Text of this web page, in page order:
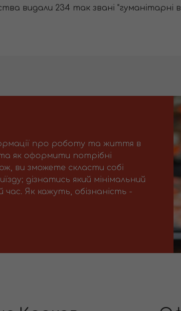
видали 234 так звані "гуманітарні
про роботу та життя в
як оформити потрібні
ви зможете скласти собі
дізнатись який мінімальний
Як кажуть, обізнаність -